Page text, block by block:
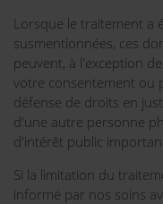
Lorsque le traitement a
susmentionnées, ces
peuvent, à l'exception
votre consentement ou
défense de droits en
d'une autre personne
d'intérêt public
Si la limitation du
informé par nos soins